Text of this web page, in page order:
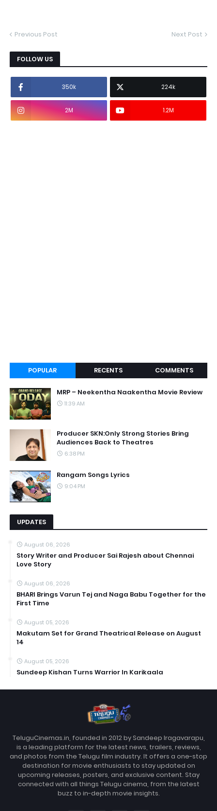
Previous Post Next Post
FOLLOW US
350k 224k
2M 1.2M
POPULAR RECENTS COMMENTS
MRP – Neekentha Naakentha Movie Review
11:39 AM
Producer SKN:Only Strong Stories Bring
Audiences Back to Theatres
6:38 PM
Rangam Songs Lyrics
9:04 PM
UPDATES
August 06, 2026
Story Writer and Producer Sai Rajesh about Chennai
Love Story
August 06, 2026
BHARI Brings Varun Tej and Naga Babu Together for the
First Time
August 05, 2026
Makutam Set for Grand Theatrical Release on August
14
August 05, 2026
Sundeep Kishan Turns Warrior In Karikaala
TeluguCinemas.in, founded in 2012 by Sandeep Iragavarapu,
is a leading platform for the latest news, trailers, reviews,
and photos from the Telugu film industry. It offers a one-stop
destination for movie enthusiasts to stay updated on
upcoming releases, posters, and exclusive content. Stay
connected with all things Telugu cinema, from the latest
buzz to in-depth movie insights.